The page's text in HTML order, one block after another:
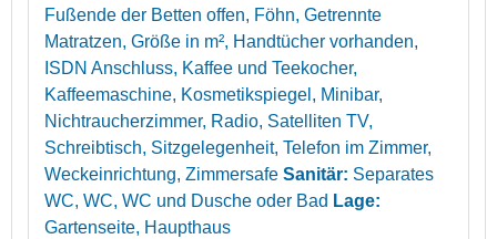
Fußende der Betten offen, Föhn, Getrennte
Matratzen, Größe in m², Handtücher vorhanden,
ISDN Anschluss, Kaffee und Teekocher,
Kaffeemaschine, Kosmetikspiegel, Minibar,
Nichtraucherzimmer, Radio, Satelliten TV,
Schreibtisch, Sitzgelegenheit, Telefon im Zimmer,
Weckeinrichtung, Zimmersafe Sanitär: Separates
WC, WC, WC und Dusche oder Bad Lage:
Gartenseite, Haupthaus